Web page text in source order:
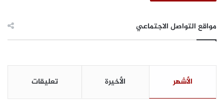
مواقع التواصل الاجتماعي
الأشهر الأخيرة تعليقات